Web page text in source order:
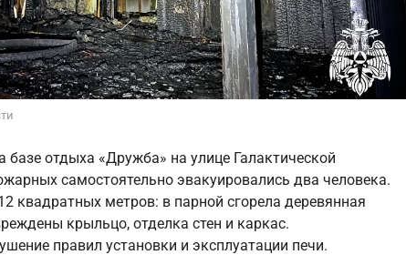
базе отдыха «Дружба» на улице Галактической
самостоятельно эвакуировались два человека.
квадратных метров: в парной сгорела деревянная
крыльцо, отделка стен и каркас.
правил установки и эксплуатации печи.